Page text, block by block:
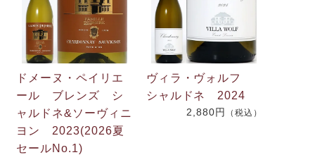
ドメーヌ・ペイリエ
ール ブレンズ シ
ャルドネ&ソーヴィニ
ヨン 2023(2026夏
セールNo.1)
ヴィラ・ヴォルフ
シャルドネ 2024
2,880円 （税込）